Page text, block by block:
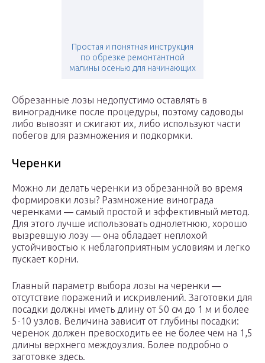
Простая и понятная инструкция
по обрезке ремонтантной
малины осенью для начинающих
Обрезанные лозы недопустимо оставлять в
винограднике после процедуры, поэтому садоводы
либо вывозят и сжигают их, либо используют части
побегов для размножения и подкормки.
Черенки
Можно ли делать черенки из обрезанной во время
формировки лозы? Размножение винограда
черенками ― самый простой и эффективный метод.
Для этого лучше использовать однолетнюю, хорошо
вызревшую лозу ― она обладает неплохой
устойчивостью к неблагоприятным условиям и легко
пускает корни.
Главный параметр выбора лозы на черенки ―
отсутствие поражений и искривлений. Заготовки для
посадки должны иметь длину от 50 см до 1 м и более
5-10 узлов. Величина зависит от глубины посадки:
черенок должен превосходить ее не более чем на 1,5
длины верхнего междоузлия. Более подробно о
заготовке здесь.